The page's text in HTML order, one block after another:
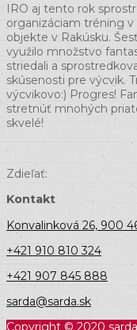
IRO aj tento rok
organizáciam tréning
objekte v Rakúsku.
využilo množstvo
striedali a
skúsenosti pre výcvik.
výcvikovo:) Progres!
stretnúť mnohých
skvelé!
Zdieľať:
Kontakt
Konvalinková 26, 900
+421 910 810 324
+421 907 845 888
sarda@sarda.sk
Copyright © 2020